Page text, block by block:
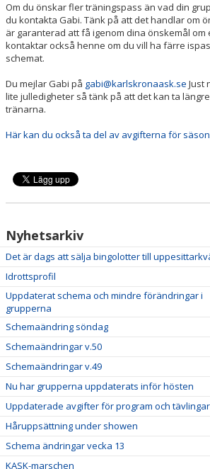
Om du önskar fler träningspass än vad din
du kontakta Gabi. Tänk på att det handlar om
är garanterad att få igenom dina önskemål om
kontaktar också henne om du vill ha färre
schemat.
Du mejlar Gabi på gabi@karlskronaask.se Just
lite julledigheter så tänk på att det kan ta
tränarna.
Här kan du också ta del av avgifterna för
Nyhetsarkiv
Det är dags att sälja bingolotter till
Idrottsprofil
Uppdaterat schema och mindre förändringar i
grupperna
Schemaändring söndag
Schemaändringar v.50
Schemaändringar v.49
Nu har grupperna uppdaterats inför hösten
Uppdaterade avgifter för program och tävlingar
Håruppsättning under showen
Schema ändringar vecka 13
KASK-marschen